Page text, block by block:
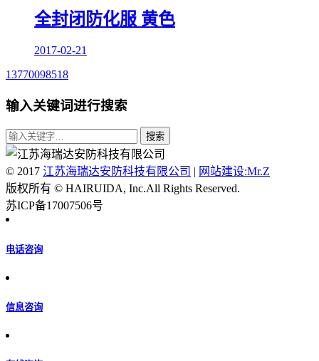
全封闭防化服 黄色
2017-02-21
13770098518
输入关键词进行搜索
© 2017 江苏海瑞达安防科技有限公司 | 网站建设:Mr.Z
版权所有 © HAIRUIDA, Inc.All Rights Reserved.
苏ICP备17007506号
电话咨询
信息咨询